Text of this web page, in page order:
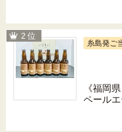
糸島発ご
《福岡
ペールエ